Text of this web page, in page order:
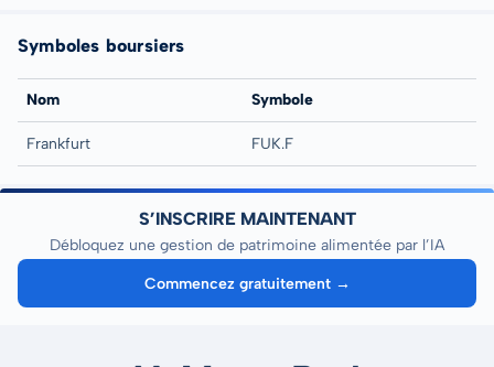
Symboles boursiers
Nom Symbole
Frankfurt FUK.F
S’INSCRIRE MAINTENANT
Débloquez une gestion de patrimoine alimentée par l’IA
Commencez gratuitement →